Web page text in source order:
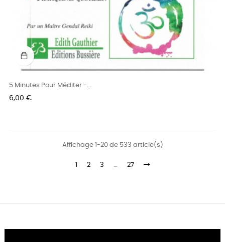
5 Minutes Pour Méditer -...
Prix
6,00 €
Affichage 1-20 de 533 article(s)
2 3 … 27